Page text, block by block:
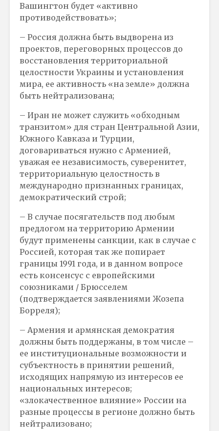
Вашингтон будет «активно
противодействовать»;
– Россия должна быть выдворена из
проектов, переговорных процессов до
восстановления территориальной
целостности Украины и установления
мира, ее активность «на земле» должна
быть нейтрализована;
– Иран не может служить «обходным
транзитом» для стран Центральной Азии,
Южного Кавказа и Турции,
договариваться нужно с Арменией,
уважая ее независимость, суверенитет,
территориальную целостность в
международно признанных границах,
демократический строй;
– В случае посягательств под любым
предлогом на территорию Армении
будут применены санкции, как в случае с
Россией, которая так же попирает
границы 1991 года, и в данном вопросе
есть консенсус с европейскими
союзниками / Брюсселем
(подтверждается заявлениями Жозепа
Борреля);
– Армения и армянская демократия
должны быть поддержаны, в том числе –
ее институциональные возможности и
субъектность в принятии решений,
исходящих напрямую из интересов ее
национальных интересов;
«злокачественное влияние» России на
разные процессы в регионе должно быть
нейтрализовано;